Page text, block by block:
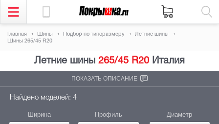
Главная Шины Подбор по типоразмеру
Летние шины
Шины 265/45 R20
Летние шины 265/45 R20 Италия
ПОКАЗАТЬ ОПИСАНИЕ
Найдено моделей: 4
Ширина Профиль Диаметр